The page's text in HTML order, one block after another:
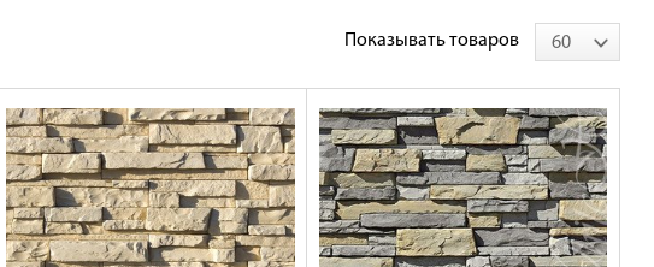
Показывать товаров 60